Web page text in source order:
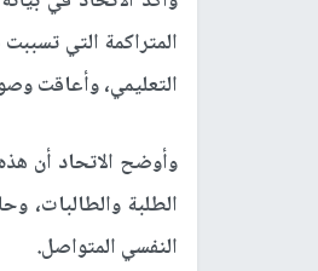
المتراكمة التي
التعليمي، وأعاقت
وأوضح الاتحاد أن
الطلبة
النفسي المتواصل.